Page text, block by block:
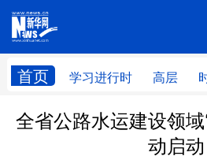
首页 学习进行时 高层
网站地图
学习进行时 高层
全省公路水运建设领
动启动